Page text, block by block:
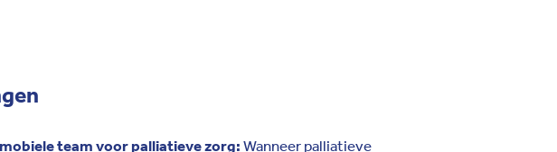
team voor palliatieve zorg: Wanneer palliatieve